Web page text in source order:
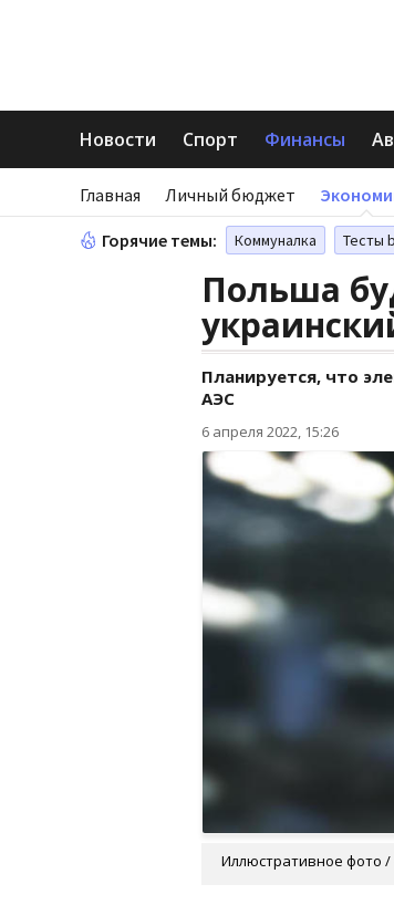
Новости Спорт Финансы
Главная Личный бюджет
Горячие темы: Коммуналка Тесты
Польша
Планируется, что
АЭС
6 апреля 2022, 15:26
Иллюстративное фото